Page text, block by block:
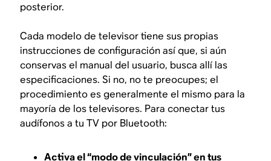
posterior.
Cada modelo de televisor tiene sus propias
instrucciones de configuración así que, si aún
conservas el manual del usuario, busca allí las
especificaciones. Si no, no te preocupes; el
procedimiento es generalmente el mismo para la
mayoría de los televisores. Para conectar tus
audífonos a tu TV por Bluetooth:
Activa el “modo de vinculación” en tus